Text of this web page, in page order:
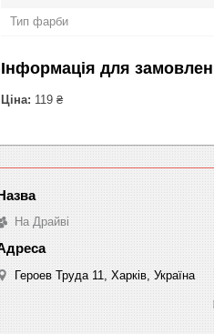
Тип фарби
Інформація для
Ціна: 119 ₴
На Драйві
Героев Труда 11, Харків, Україна